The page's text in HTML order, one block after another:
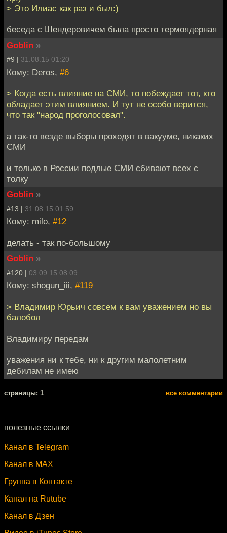
> Это Илиас как раз и был:)
беседа с Шендеровичем была просто термоядерная
Goblin »
#9 | 31.08.15 01:20
Кому: Deros, #6
> Когда есть влияние на СМИ, то побеждает тот, кто
обладает этим влиянием. И тут не особо верится,
что так "народ проголосовал".
а так-то везде выборы проходят в вакууме, никаких
СМИ
и только в России подлые СМИ сбивают всех с
толку
Goblin »
#13 | 31.08.15 01:59
Кому: milo, #12
делать - так по-большому
Goblin »
#120 | 03.09.15 08:09
Кому: shogun_iii, #119
> Владимир Юрьич совсем к вам уважением но вы
балобол
Владимиру передам
уважения ни к тебе, ни к другим малолетним
дебилам не имею
cтраницы: 1 все комментарии
полезные ссылки
Канал в Telegram
Канал в MAX
Группа в Контакте
Канал на Rutube
Канал в Дзен